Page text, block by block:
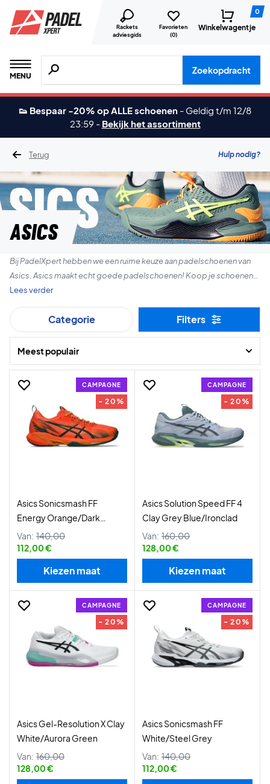
Rackets
adviesgids
Favorieten
(0)
0
Winkelwagentje
MENU
Zoeken naar producten, merken etc.
Zoekopdracht
👟 Bespaar -20% op ALLE schoenen - Geldig t/m 12/8
23:59 - Bekijk het assortiment
Terug Hulp nodig?
Asics
Bij PadelXpert hebben we een ruime keuze aan padelschoenen van
Asics. Asics maakt echt goede padelschoenen! Koop je schoenen
vandaag nog en krijg snelle voeten op de padelbaan.
Gelukkig winkelen!
Lees verder
Categorie Filters
Meest populair
CAMPAGNE
- 20%
Asics Sonicsmash FF
Energy Orange/Dark
Aubergine
Van: 140,00
112,00 €
Kiezen maat
CAMPAGNE
- 20%
Asics Solution Speed FF 4
Clay Grey Blue/Ironclad
Van: 160,00
128,00 €
Kiezen maat
CAMPAGNE
- 20%
Asics Gel-Resolution X Clay
White/Aurora Green
Van: 160,00
128,00 €
CAMPAGNE
- 20%
Asics Sonicsmash FF
White/Steel Grey
Van: 140,00
112,00 €